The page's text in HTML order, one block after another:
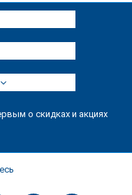
о скидках и акциях